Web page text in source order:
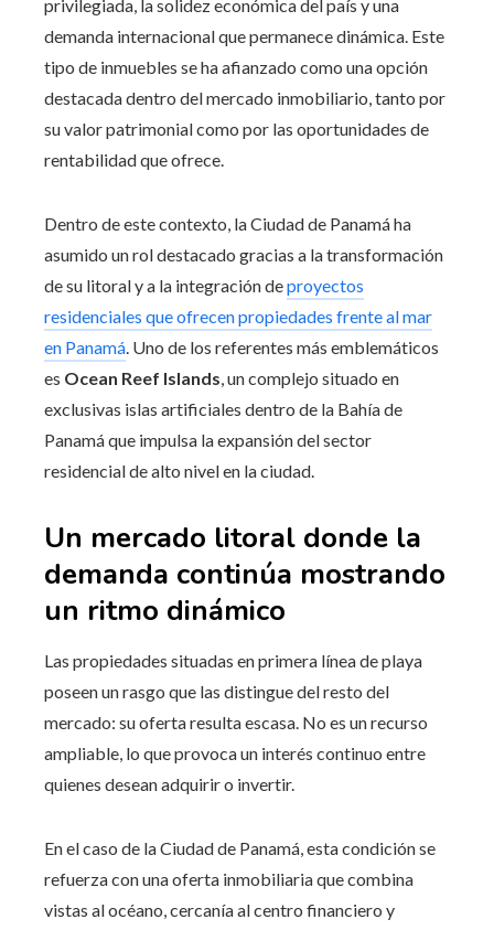
privilegiada, la solidez económica del país y una
demanda internacional que permanece dinámica. Este
tipo de inmuebles se ha afianzado como una opción
destacada dentro del mercado inmobiliario, tanto por
su valor patrimonial como por las oportunidades de
rentabilidad que ofrece.
Dentro de este contexto, la Ciudad de Panamá ha
asumido un rol destacado gracias a la transformación
de su litoral y a la integración deproyectos
residenciales que ofrecen propiedades frente al mar
en Panamá. Uno de los referentes más emblemáticos
es Ocean Reef Islands, un complejo situado en
exclusivas islas artificiales dentro de la Bahía de
Panamá que impulsa la expansión del sector
residencial de alto nivel en la ciudad.
Un mercado litoral donde la
demanda continúa mostrando
un ritmo dinámico
Las propiedades situadas en primera línea de playa
poseen un rasgo que las distingue del resto del
mercado: su oferta resulta escasa. No es un recurso
ampliable, lo que provoca un interés continuo entre
quienes desean adquirir o invertir.
En el caso de la Ciudad de Panamá, esta condición se
refuerza con una oferta inmobiliaria que combina
vistas al océano, cercanía al centro financiero y